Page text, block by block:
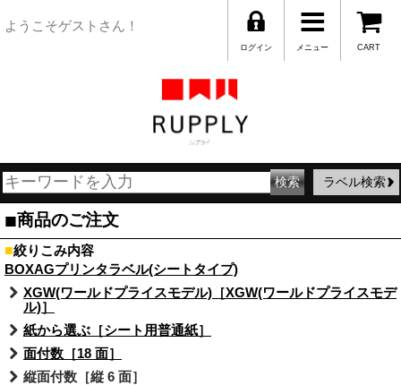
ようこそゲストさん！
CART
メニュー
ログイン
ラベル検索
■商品のご注文
■絞りこみ内容
BOXAGプリンタラベル(シートタイプ)
XGW(ワールドプライスモデル)［XGW(ワールドプライスモデ
ル)］
紙から選ぶ［シート用普通紙］
面付数［18 面］
縦面付数［縦 6 面］